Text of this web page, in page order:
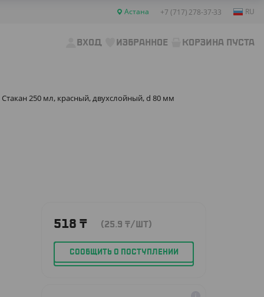
Астана +7 (717) 278-37-33 RU
ВХОД ИЗБРАННОЕ КОРЗИНА ПУСТА
Стакан 250 мл, красный, двухслойный, d 80 мм
518 ₸ (25.9 ₸/ШТ)
СООБЩИТЬ О ПОСТУПЛЕНИИ